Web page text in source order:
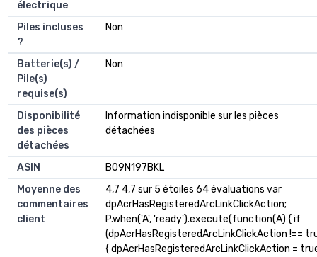
électrique
Piles incluses
?
‎Non
Batterie(s) /
Pile(s)
requise(s)
‎Non
Disponibilité
des pièces
détachées
‎Information indisponible sur les pièces
détachées
ASIN
B09N197BKL
Moyenne des
commentaires
client
4,7 4,7 sur 5 étoiles 64 évaluations var
dpAcrHasRegisteredArcLinkClickAction;
P.when('A', 'ready').execute(function(A) { if
(dpAcrHasRegisteredArcLinkClickAction !==
{ dpAcrHasRegisteredArcLinkClickAction =